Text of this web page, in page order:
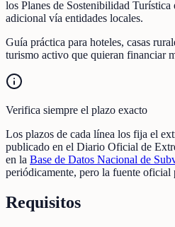
los Planes de Sostenibilidad
adicional vía entidades locales.
Guía práctica para hoteles, casas
turismo activo que quieran financiar
Verifica siempre el plazo exacto
Los plazos de cada línea los fija el
publicado en el Diario Oficial de
en la Base de Datos Nacional de
periódicamente, pero la fuente oficial
Requisitos